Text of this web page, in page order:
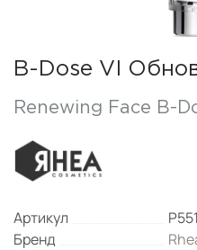
B-Dose VI
Renewing Face B-
Артикул
Бренд